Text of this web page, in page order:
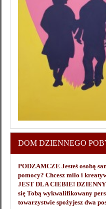
DOM DZIENNEGO
PODZAMCZE Jesteś osobą
pomocy? Chcesz miło i
JEST DLA CIEBIE!
się Tobą wykwalifikowany
towarzystwie spożyjesz dwa